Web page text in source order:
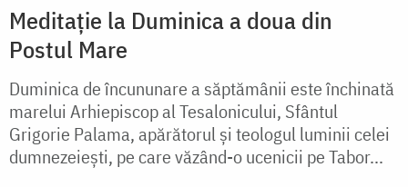
Meditație la Duminica a doua din
Postul Mare
Duminica de încununare a săptămânii este închinată
marelui Arhiepiscop al Tesalonicului, Sfântul
Grigorie Palama, apărătorul și teologul luminii celei
dumnezeiești, pe care văzând-o ucenicii pe Tabor...